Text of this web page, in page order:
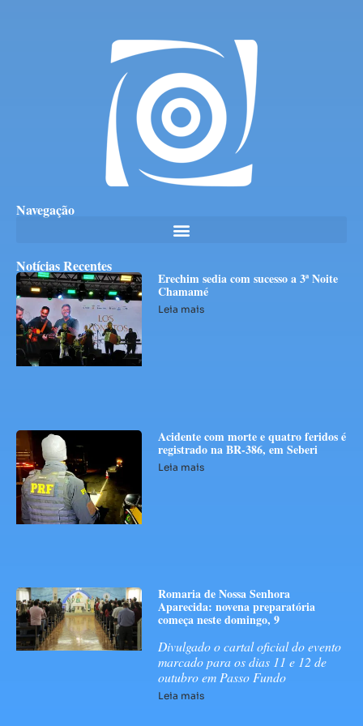
Navegação
Notícias Recentes
Erechim sedia com sucesso a 3ª Noite
Chamamé
Leia mais
Acidente com morte e quatro feridos é
registrado na BR-386, em Seberi
Leia mais
Romaria de Nossa Senhora
Aparecida: novena preparatória
começa neste domingo, 9
Divulgado o cartal oficial do evento
marcado para os dias 11 e 12 de
outubro em Passo Fundo
Leia mais